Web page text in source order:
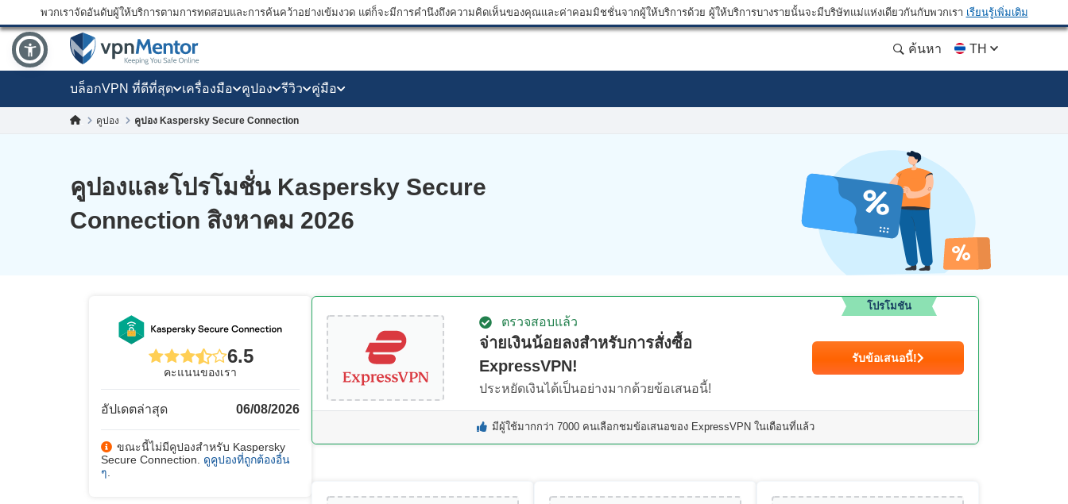
พวกเราจัดอันดับผู้ให้บริการตามการทดสอบและการค้นคว้าอย่างเข้มงวด แต่ก็จะมีการคำนึงถึงความคิดเห็นของคุณและค่าคอมมิชชั่นจากผู้ให้บริการด้วย ผู้ให้บริการบางรายนั้นจะมีบริษัทแม่แห่งเดียวกันกับพวกเรา เรียนรู้เพิ่มเติม
ค้นหา TH
บล็อกVPN ที่ดีที่สุด เครื่องมือ คูปอง รีวิว คู่มือ
คูปอง คูปอง Kaspersky Secure Connection
คูปองและโปรโมชั่น Kaspersky Secure
Connection สิงหาคม 2026
6.5
คะแนนของเรา
อัปเดตล่าสุด 06/08/2026
ขณะนี้ไม่มีคูปองสำหรับ Kaspersky
Secure Connection. ดูคูปองที่ถูกต้องอื่น
ๆ
ตรวจสอบแล้ว
จ่ายเงินน้อยลงสำหรับการสั่งซื้อ
ExpressVPN!
ประหยัดเงินได้เป็นอย่างมากด้วยข้อเสนอนี้!
รับข้อเสนอนี้!
โปรโมชัน
มีผู้ใช้มากกว่า 7000 คนเลือกชมข้อเสนอของ ExpressVPN ในเดือนที่แล้ว